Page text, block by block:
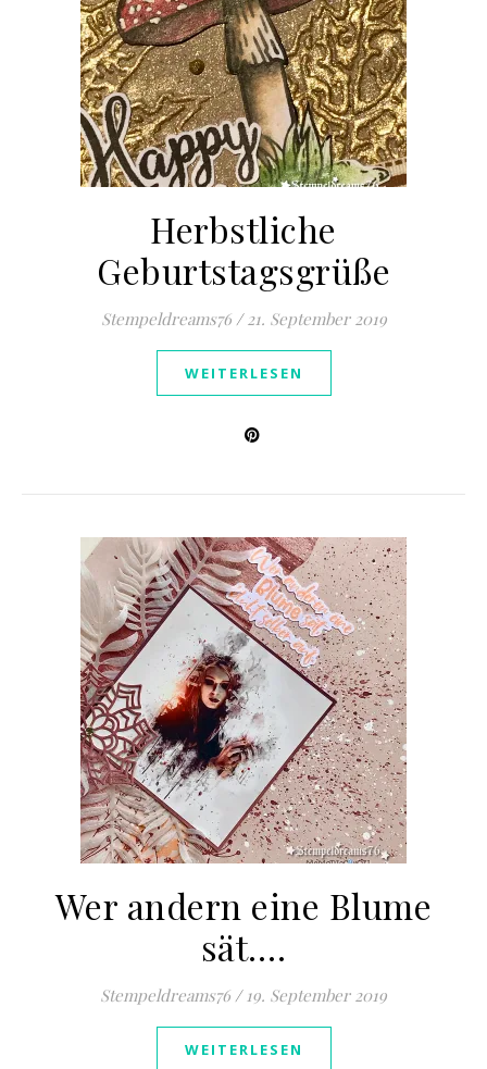
Herbstliche
Geburtstagsgrüße
Stempeldreams76 / 21. September 2019
WEITERLESEN
Wer andern eine Blume
sät….
Stempeldreams76 / 19. September 2019
WEITERLESEN